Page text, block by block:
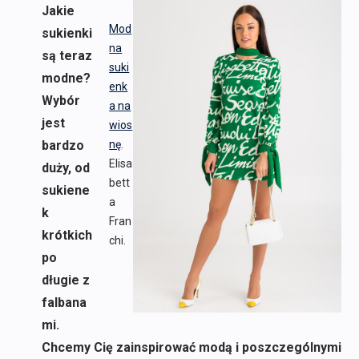
Mod
na
suki
enk
a na
wios
nę.
Elisa
bett
a
Fran
chi.
Jakie
sukienki
są teraz
modne?
Wybór
jest
bardzo
duży, od
sukiene
k
krótkich
po
długie z
falbana
mi.
Chcemy Cię zainspirować modą i poszczególnymi